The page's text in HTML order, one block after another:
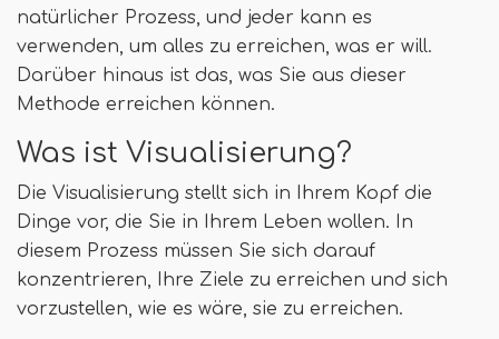
natürlicher Prozess, und jeder kann es
verwenden, um alles zu erreichen, was er will.
Darüber hinaus ist das, was Sie aus dieser
Methode erreichen können.
Was ist Visualisierung?
Die Visualisierung stellt sich in Ihrem Kopf die
Dinge vor, die Sie in Ihrem Leben wollen. In
diesem Prozess müssen Sie sich darauf
konzentrieren, Ihre Ziele zu erreichen und sich
vorzustellen, wie es wäre, sie zu erreichen.